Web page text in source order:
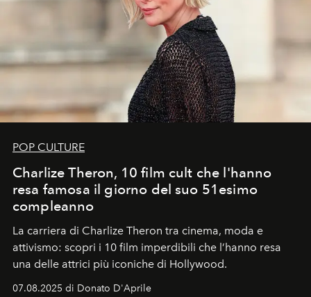
POP CULTURE
Charlize Theron, 10 film cult che l'hanno
resa famosa il giorno del suo 51esimo
compleanno
La carriera di Charlize Theron tra cinema, moda e
attivismo: scopri i 10 film imperdibili che l’hanno resa
una delle attrici più iconiche di Hollywood.
07.08.2025 di Donato D'Aprile